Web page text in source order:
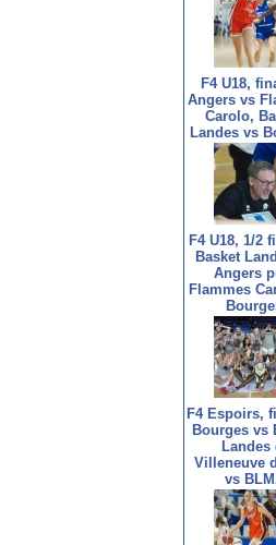
F4 U18,
Angers vs
Carolo,
Landes vs
F4 U18, 1/2
Basket
Angers
Flammes
F4 Espoirs,
Bourges vs
Landes
Villeneuve
vs